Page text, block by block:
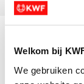
Welkom bij
We gebruiken